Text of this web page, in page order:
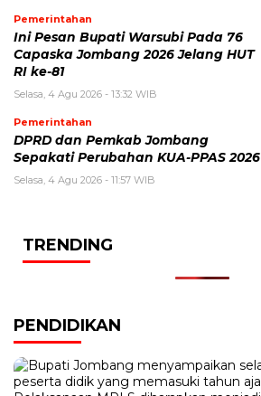
Pemerintahan
Ini Pesan Bupati Warsubi Pada 76
Capaska Jombang 2026 Jelang HUT
RI ke-81
Selasa, 4 Agu 2026 - 13:32 WIB
Pemerintahan
DPRD dan Pemkab Jombang
Sepakati Perubahan KUA-PPAS 2026
Selasa, 4 Agu 2026 - 11:57 WIB
TRENDING
PENDIDIKAN